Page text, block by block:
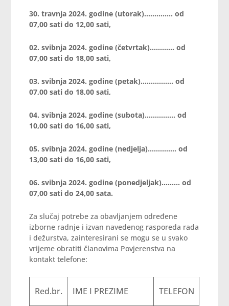
30. travnja 2024. godine (utorak)………..… od
07,00 sati do 12,00 sati,
02. svibnja 2024. godine (četvrtak)………… od
07,00 sati do 18,00 sati,
03. svibnja 2024. godine (petak)……………. od
07,00 sati do 18,00 sati,
04. svibnja 2024. godine (subota)…………… od
10,00 sati do 16,00 sati,
05. svibnja 2024. godine (nedjelja)………….. od
13,00 sati do 16,00 sati,
06. svibnja 2024. godine (ponedjeljak)……… od
07,00 sati do 24,00 sata.
Za slučaj potrebe za obavljanjem određene
izborne radnje i izvan navedenog rasporeda rada
i dežurstva, zainteresirani se mogu se u svako
vrijeme obratiti članovima Povjerenstva na
kontakt telefone:
Red.br. IME I PREZIME TELEFON